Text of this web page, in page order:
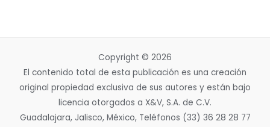
Copyright © 2026
El contenido total de esta publicación es una creación
original propiedad exclusiva de sus autores y están bajo
licencia otorgados a X&V, S.A. de C.V.
Guadalajara, Jalisco, México, Teléfonos (33) 36 28 28 77